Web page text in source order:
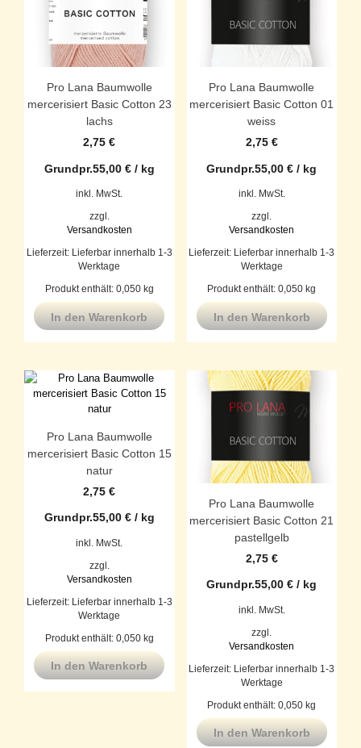
Pro Lana Baumwolle
mercerisiert Basic Cotton 23
lachs
2,75€
Grundpr.55,00 €/ kg
inkl. MwSt.
zzgl.
Versandkosten
Lieferzeit:
Lieferbar innerhalb 1-3
Werktage
Produkt enthält: 0,050 kg
In den Warenkorb
Pro Lana Baumwolle
mercerisiert Basic Cotton 01
weiss
2,75 €
Grundpr.55,00€ / kg
inkl. MwSt.
zzgl.
Versandkosten
Lieferzeit:
Lieferbar innerhalb 1-3
Werktage
Produkt enthält: 0,050 kg
In den Warenkorb
Pro Lana Baumwolle
mercerisiert Basic Cotton 15
natur
2,75€
Grundpr.55,00 €/ kg
inkl. MwSt.
zzgl.
Versandkosten
Lieferzeit: Lieferbar innerhalb 1-3
Werktage
Produkt enthält: 0,050 kg
In den Warenkorb
Pro Lana Baumwolle
mercerisiert Basic Cotton 21
pastellgelb
2,75 €
Grundpr.55,00€ / kg
inkl. MwSt.
zzgl.
Versandkosten
Lieferzeit: Lieferbar innerhalb 1-3
Werktage
Produkt enthält: 0,050 kg
In den Warenkorb